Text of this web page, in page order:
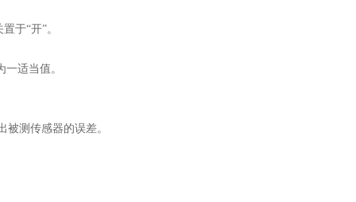
于“开”。
适当值。
测传感器的误差。